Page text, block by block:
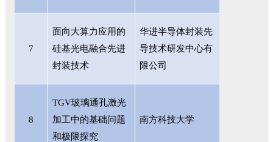
7
面向大算力应用的
硅基光电融合先进
封装技术
华进半导体封装先
导技术研发中心有
限公司
8
TGV玻璃通孔激光
加工中的基础问题
和极限探究
南方科技大学